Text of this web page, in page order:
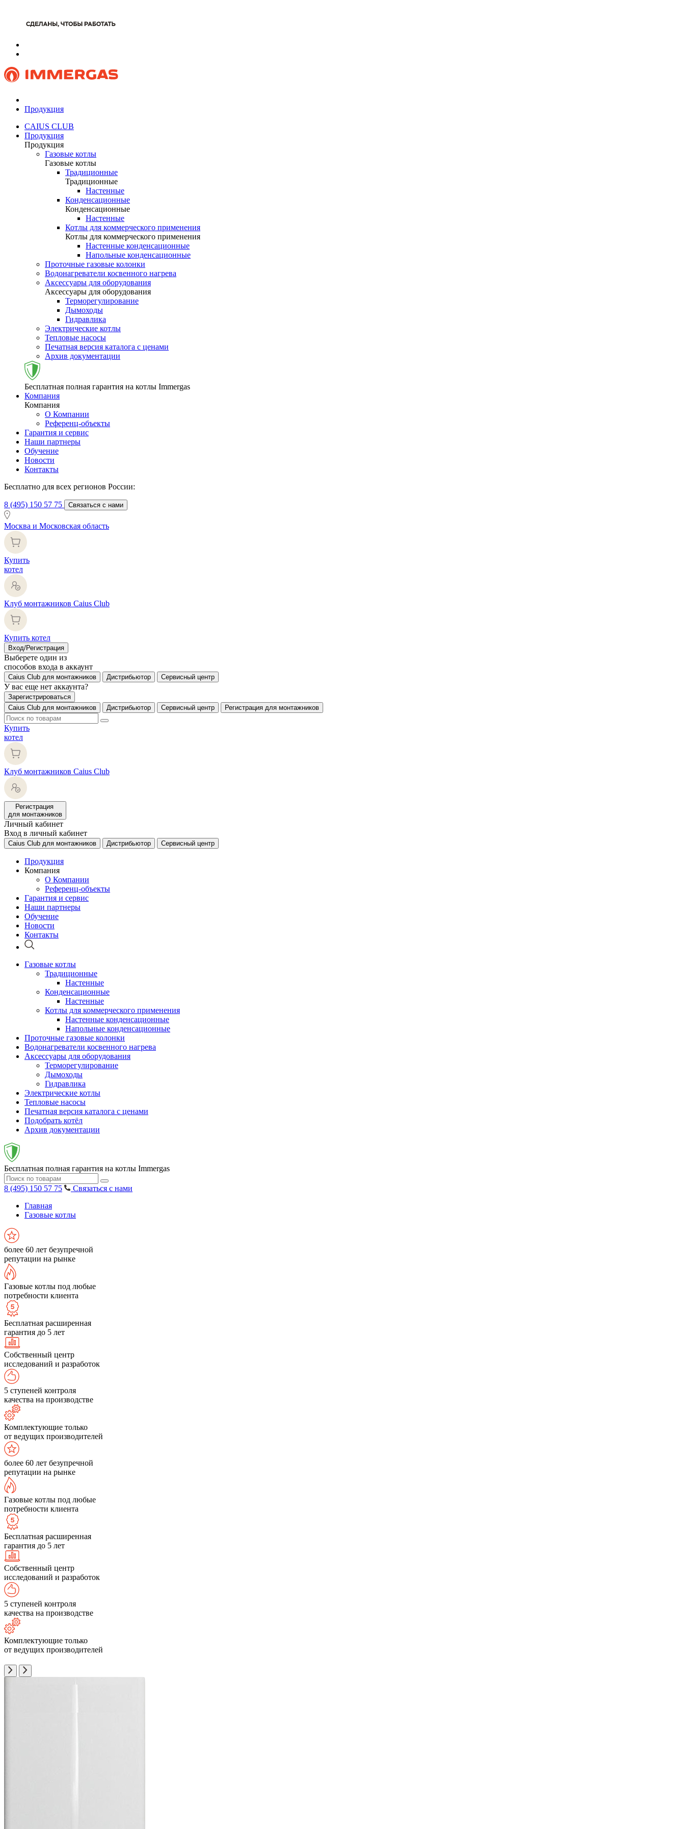
Продукция
CAIUS CLUB
Продукция
Продукция
Газовые котлы
Газовые котлы
Традиционные
Традиционные
Настенные
Конденсационные
Конденсационные
Настенные
Котлы для коммерческого применения
Котлы для коммерческого применения
Настенные конденсационные
Напольные конденсационные
Проточные газовые колонки
Водонагреватели косвенного нагрева
Аксессуары для оборудования
Аксессуары для оборудования
Терморегулирование
Дымоходы
Гидравлика
Электрические котлы
Тепловые насосы
Печатная версия каталога с ценами
Архив документации
Бесплатная полная гарантия на котлы Immergas
Компания
Компания
О Компании
Референц-объекты
Гарантия и сервис
Наши партнеры
Обучение
Новости
Контакты
Бесплатно для всех регионов России:
8 (495) 150 57 75 Связаться с нами
Москва и Московская область
Купить
котел
Клуб монтажников Caius Club
Купить котел
Вход/Регистрация
Выберете один из
способов входа в аккаунт
Caius Club для монтажников Дистрибьютор Сервисный центр
У вас еще нет аккаунта?
Зарегистрироваться
Caius Club для монтажников
Дистрибьютор Сервисный центр Регистрация для монтажников
Купить
котел
Клуб монтажников Caius Club
Регистрация
для монтажников
Личный кабинет
Вход в личный кабинет
Caius Club для монтажников Дистрибьютор Сервисный центр
Продукция
Компания
О Компании
Референц-объекты
Гарантия и сервис
Наши партнеры
Обучение
Новости
Контакты
Газовые котлы
Традиционные
Настенные
Конденсационные
Настенные
Котлы для коммерческого применения
Настенные конденсационные
Напольные конденсационные
Проточные газовые колонки
Водонагреватели косвенного нагрева
Аксессуары для оборудования
Терморегулирование
Дымоходы
Гидравлика
Электрические котлы
Тепловые насосы
Печатная версия каталога с ценами
Подобрать котёл
Архив документации
Бесплатная полная гарантия на котлы Immergas
8 (495) 150 57 75
Связаться с нами
Главная
Газовые котлы
более 60 лет безупречной
репутации на рынке
Газовые котлы под любые
потребности клиента
Бесплатная расширенная
гарантия до 5 лет
Собственный центр
исследований и разработок
5 ступеней контроля
качества на производстве
Комплектующие только
от ведущих производителей
более 60 лет безупречной
репутации на рынке
Газовые котлы под любые
потребности клиента
Бесплатная расширенная
гарантия до 5 лет
Собственный центр
исследований и разработок
5 ступеней контроля
качества на производстве
Комплектующие только
от ведущих производителей